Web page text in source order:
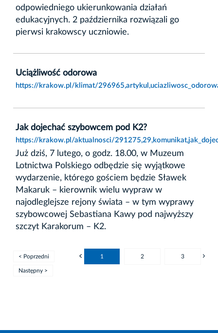
odpowiedniego ukierunkowania działań
edukacyjnych. 2 października rozwiązali go
pierwsi krakowscy uczniowie.
Uciążliwość odorowa
https://krakow.pl/klimat/
Jak dojechać szybowcem pod K2?
https://krakow.pl/aktualnosci/
Już dziś, 7 lutego, o godz. 18.00, w Muzeum
Lotnictwa Polskiego odbędzie się wyjątkowe
wydarzenie, którego gościem będzie Sławek
Makaruk – kierownik wielu wypraw w
najodleglejsze rejony świata – w tym wyprawy
szybowcowej Sebastiana Kawy pod najwyższy
szczyt Karakorum – K2.
< Poprzedni 1 2 3
Następny >